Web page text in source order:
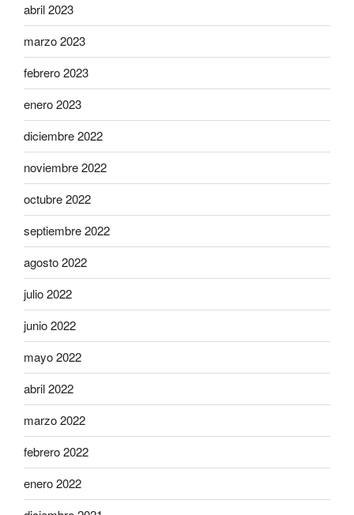
abril 2023
marzo 2023
febrero 2023
enero 2023
diciembre 2022
noviembre 2022
octubre 2022
septiembre 2022
agosto 2022
julio 2022
junio 2022
mayo 2022
abril 2022
marzo 2022
febrero 2022
enero 2022